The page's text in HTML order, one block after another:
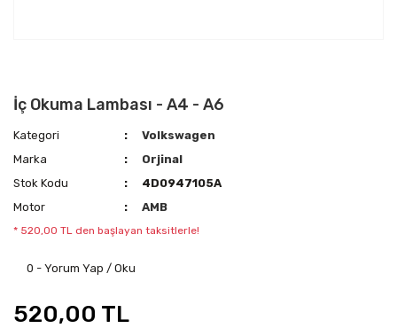
İç Okuma Lambası - A4 - A6
Kategori
Volkswagen
Marka
Orjinal
Stok Kodu
4D0947105A
Motor
AMB
* 520,00 TL den başlayan taksitlerle!
0 - Yorum Yap / Oku
520,00 TL